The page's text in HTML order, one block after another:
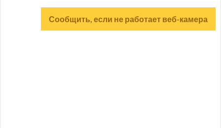
Сообщить, если не работает веб-камера